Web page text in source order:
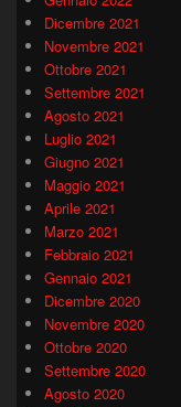
Dicembre 2021
Novembre 2021
Ottobre 2021
Settembre 2021
Agosto 2021
Luglio 2021
Giugno 2021
Maggio 2021
Aprile 2021
Marzo 2021
Febbraio 2021
Gennaio 2021
Dicembre 2020
Novembre 2020
Ottobre 2020
Settembre 2020
Agosto 2020